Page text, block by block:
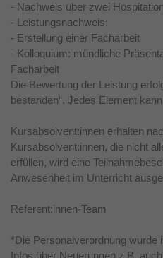
- Nachweis über zwei
- Leistungsnachweis:
- Erstellung einer Facharbeit
- Kolloquium: mündliche
Facharbeit
Die Bewertung der Leistung
bestanden“. Jedes Element
Kursabsolvent:innen erhalten
Kursabsolvent:innen, die nicht
erfüllen, wird eine
Anwesenheit im Unterricht
Referent:innen-Team
*Die Personalverordnung wurde
Infos über Neuerungen z.B.